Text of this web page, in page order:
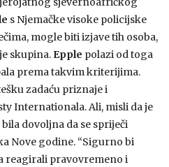
s Njemačke visoke policijske
mogle biti izjave tih osoba,
skupina. Epple polazi od toga
prema takvim kriterijima.
zadaću priznaje i
Internationala. Ali, misli da je
dovoljna da se spriječi
Nove godine. “Sigurno bi
reagirali pravovremeno i